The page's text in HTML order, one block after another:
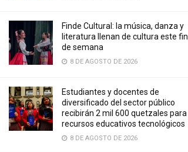
Finde Cultural: la música, danza y
literatura llenan de cultura este fin
de semana
8 DE AGOSTO DE 2026
Estudiantes y docentes de
diversificado del sector público
recibirán 2 mil 600 quetzales para
recursos educativos tecnológicos
8 DE AGOSTO DE 2026